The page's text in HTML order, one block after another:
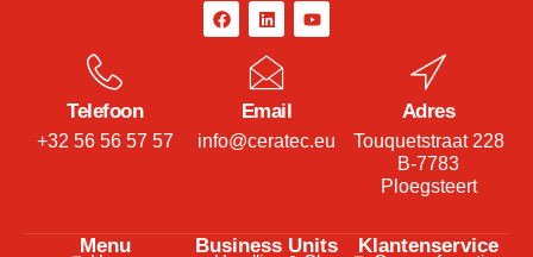
Telefoon
+32 56 56 57 57
Email
info@ceratec.eu
Adres
Touquetstraat 228
B-7783
Ploegsteert
Menu Business Units Klantenservice